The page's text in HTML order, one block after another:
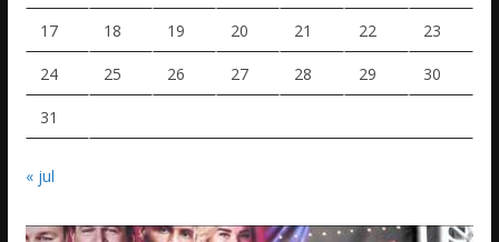
17 18 19 20 21 22 23
24 25 26 27 28 29 30
31
« jul